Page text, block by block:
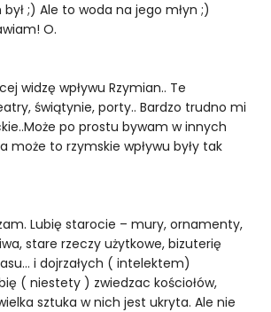
;) Ale to woda na jego młyn ;)
O.
widzę wpływu Rzymian.. Te
świątynie, porty.. Bardzo trudno mi
po prostu bywam w innych
może to rzymskie wpływu były tak
Lubię starocie – mury, ornamenty,
stare rzeczy użytkowe, bizuterię
i dojrzałych ( intelektem)
( niestety ) zwiedzac kościołów,
sztuka w nich jest ukryta. Ale nie